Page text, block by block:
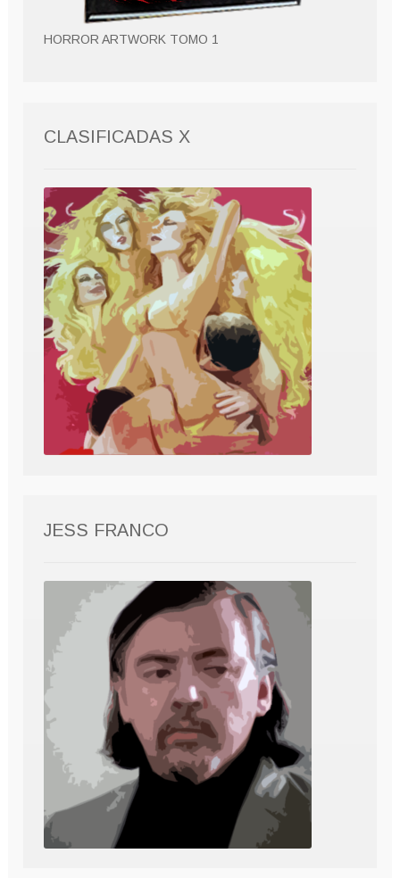
HORROR ARTWORK TOMO 1
CLASIFICADAS X
JESS FRANCO